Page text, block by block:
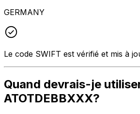
GERMANY
Le code SWIFT est vérifié et mis à
Quand devrais-je
ATOTDEBBXXX?